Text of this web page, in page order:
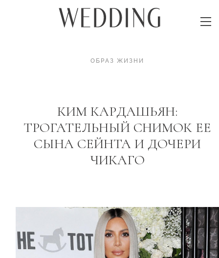
ОБРАЗ ЖИЗНИ
КИМ КАРДАШЬЯН:
ТРОГАТЕЛЬНЫЙ СНИМОК ЕЕ
СЫНА СЕЙНТА И ДОЧЕРИ
ЧИКАГО